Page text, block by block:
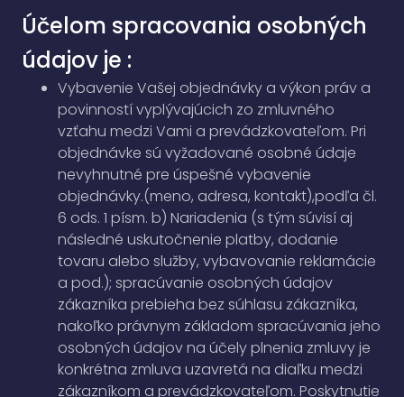
Účelom spracovania osobných
údajov je :
Vybavenie Vašej objednávky a výkon práv a
povinností vyplývajúcich zo zmluvného
vzťahu medzi Vami a prevádzkovateľom. Pri
objednávke sú vyžadované osobné údaje
nevyhnutné pre úspešné vybavenie
objednávky.(meno, adresa, kontakt),podľa čl.
6 ods. 1 písm. b) Nariadenia (s tým súvisí aj
následné uskutočnenie platby, dodanie
tovaru alebo služby, vybavovanie reklamácie
a pod.); spracúvanie osobných údajov
zákazníka prebieha bez súhlasu zákazníka,
nakoľko právnym základom spracúvania jeho
osobných údajov na účely plnenia zmluvy je
konkrétna zmluva uzavretá na diaľku medzi
zákazníkom a prevádzkovateľom. Poskytnutie